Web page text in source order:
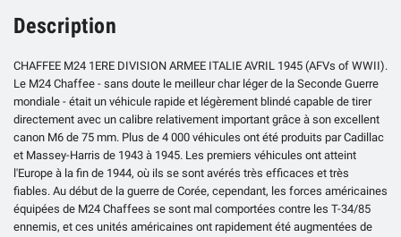
Description
CHAFFEE M24 1ERE DIVISION ARMEE ITALIE AVRIL 1945 (AFVs of WWII).
Le M24 Chaffee - sans doute le meilleur char léger de la Seconde Guerre
mondiale - était un véhicule rapide et légèrement blindé capable de tirer
directement avec un calibre relativement important grâce à son excellent
canon M6 de 75 mm. Plus de 4 000 véhicules ont été produits par Cadillac
et Massey-Harris de 1943 à 1945. Les premiers véhicules ont atteint
l'Europe à la fin de 1944, où ils se sont avérés très efficaces et très
fiables. Au début de la guerre de Corée, cependant, les forces américaines
équipées de M24 Chaffees se sont mal comportées contre les T-34/85
ennemis, et ces unités américaines ont rapidement été augmentées de